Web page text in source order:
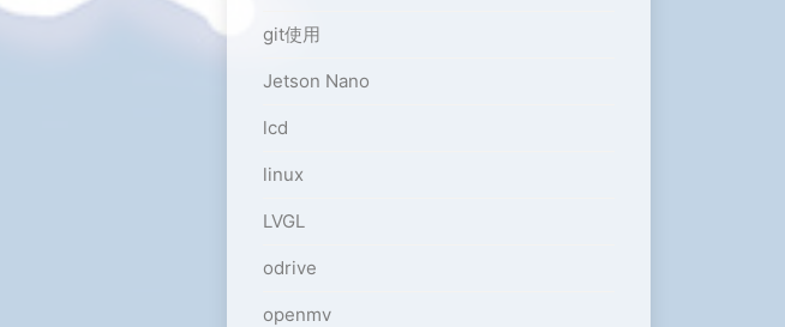
git使用
Jetson Nano
lcd
linux
LVGL
odrive
openmv